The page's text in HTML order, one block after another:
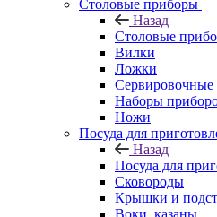
Столовые приборы
Назад
Столовые
Вилки
Ложки
Наборы
Ножи
Посуда для
Назад
Посуда для
Сковороды
Крышки и
Воки, казаны